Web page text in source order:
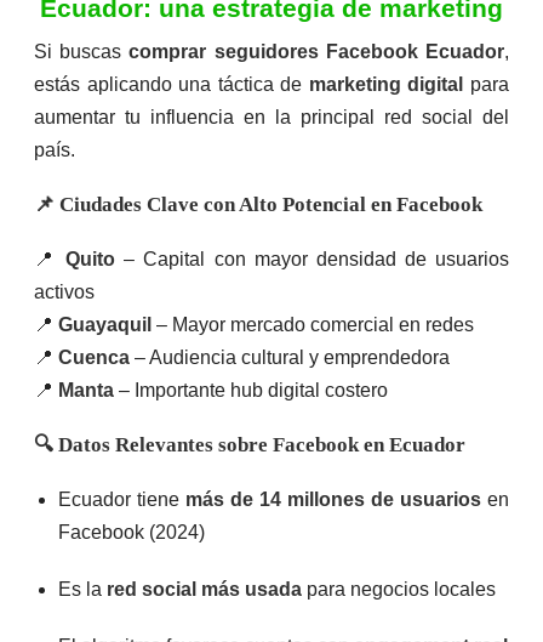
Página
Web
$185.00
$155.00
V
l
a
d
V
l
o
0
d
n
Ecuador: una estrategia de marketing
Si buscascomprar seguidores Facebook Ecuador,
estás aplicando una táctica de marketing digital
para
aumentar tu influencia en la principal red social del
país.
📌 Ciudades Clave con Alto Potencial en Facebook
📍Quito – Capital con mayor densidad de usuarios
activos
📍Guayaquil – Mayor mercado comercial en redes
📍Cuenca – Audiencia cultural y emprendedora
📍 Manta – Importante hub digital costero
🔍 Datos Relevantes sobre Facebook en Ecuador
Ecuador tiene más de 14 millones de usuariosen
Facebook (2024)
Es la red social más usada para negocios locales